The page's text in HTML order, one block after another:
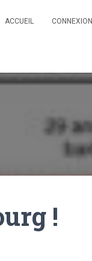
ACCUEIL CONNEXION
!